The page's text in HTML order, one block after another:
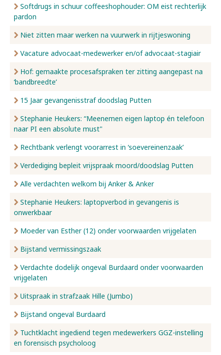
Softdrugs in schuur coffeeshophouder: OM eist rechterlijk
pardon
Niet zitten maar werken na vuurwerk in rijtjeswoning
Vacature advocaat-medewerker en/of advocaat-stagiair
Hof: gemaakte procesafspraken ter zitting aangepast na
‘bandbreedte’
15 Jaar gevangenisstraf doodslag Putten
Stephanie Heukers: “Meenemen eigen laptop én telefoon
naar PI een absolute must"
Rechtbank verlengt voorarrest in ‘soevereinenzaak’
Verdediging bepleit vrijspraak moord/doodslag Putten
Alle verdachten welkom bij Anker & Anker
Stephanie Heukers: laptopverbod in gevangenis is
onwerkbaar
Moeder van Esther (12) onder voorwaarden vrijgelaten
Bijstand vermissingszaak
Verdachte dodelijk ongeval Burdaard onder voorwaarden
vrijgelaten
Uitspraak in strafzaak Hille (Jumbo)
Bijstand ongeval Burdaard
Tuchtklacht ingediend tegen medewerkers GGZ-instelling
en forensisch psycholoog